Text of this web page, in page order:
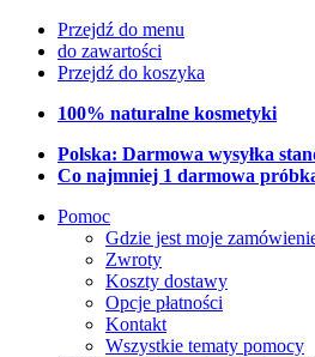
Przejdź do menu
do zawartości
Przejdź do koszyka
100% naturalne kosmetyki
Polska: Darmowa wysyłka
Co najmniej 1 darmowa
Pomoc
Gdzie jest moje
Zwroty
Koszty dostawy
Opcje płatności
Kontakt
Wszystkie tematy pomocy